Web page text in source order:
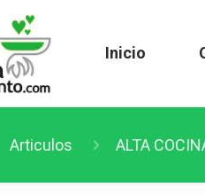
Inicio
Articulos ALTA